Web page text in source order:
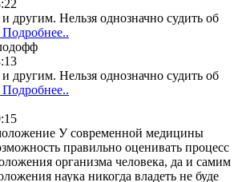
другим. Нельзя однозначно судить об
Подробнее..
другим. Нельзя однозначно судить об
Подробнее..
У современной медицины
правильно оценивать процесс
организма человека, да и самим
наука никогда владеть не буде